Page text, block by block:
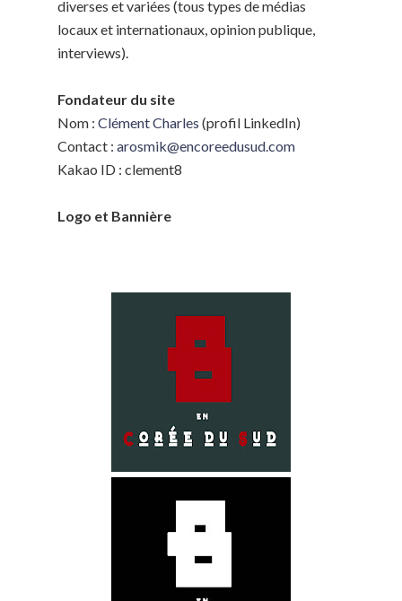
diverses et variées (tous types de médias
locaux et internationaux, opinion publique,
interviews).
Fondateur du site
Nom : Clément Charles (profil LinkedIn)
Contact : arosmik@encoreedusud.com
Kakao ID : clement8
Logo et Bannière